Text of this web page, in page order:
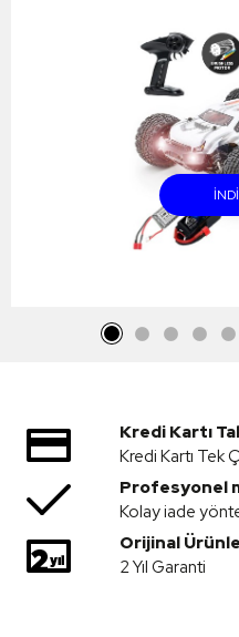
Fırçasız Truggy
mAh 7.4V 2S
Kredi Kartı
Kredi Kartı Tek
Profesyonel
Kolay iade
Orijinal
2 Yıl Garanti